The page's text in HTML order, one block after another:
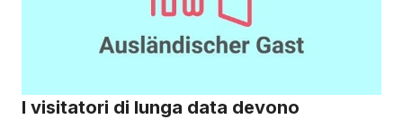
I visitatori di lunga data devono